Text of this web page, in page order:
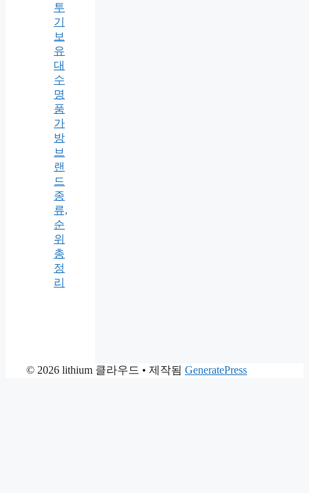
투
기
보
유
대
수
명
품
가
방
브
랜
드
종
류,
순
위
총
정
리
© 2026 lithium 클라우드 • 제작됨 GeneratePress